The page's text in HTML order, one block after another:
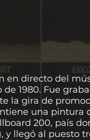
en directo del
1980. Fue
la gira de
una pintura
200, país
y llegó al puesto